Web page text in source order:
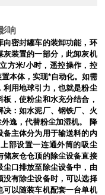
响
密封罐车的装卸功能，环
装置的一部分，此卸灰机
方米/小时，遥控操作，控
本体，实现*自动化。如需
用地球引力，也就是粉尘
，使粉尘和水充分结合，
：如水泥厂、钢铁厂、火
逸，代替粉尘加湿机。 降
主体分为用于输送料的内
部设置一连通外筒的吸尘
灰仓仓顶的除尘设备直接
口排放至除尘设备中，由
没有除尘设备时，可以选择
以随装车机配套一台单机